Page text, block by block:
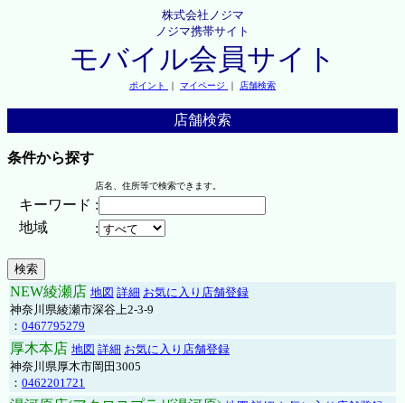
株式会社ノジマ
ノジマ携帯サイト
モバイル会員サイト
ポイント ｜ マイページ ｜ 店舗検索
店舗検索
条件から探す
店名、住所等で検索できます。
キーワード :
地域
:
NEW綾瀬店 地図 詳細 お気に入り店舗登録
神奈川県綾瀬市深谷上2-3-9
： 0467795279
厚木本店 地図 詳細 お気に入り店舗登録
神奈川県厚木市岡田3005
： 0462201721